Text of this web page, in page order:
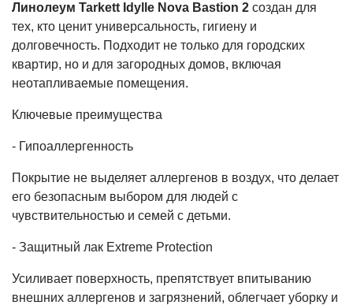
Линолеум Tarkett Idylle Nova Bastion 2 создан для
тех, кто ценит универсальность, гигиену и
долговечность. Подходит не только для городских
квартир, но и для загородных домов, включая
неотапливаемые помещения.
Ключевые преимущества
- Гипоаллергенность
Покрытие не выделяет аллергенов в воздух, что делает
его безопасным выбором для людей с
чувствительностью и семей с детьми.
- Защитный лак Extreme Protection
Усиливает поверхность, препятствует впитыванию
внешних аллергенов и загрязнений, облегчает уборку и